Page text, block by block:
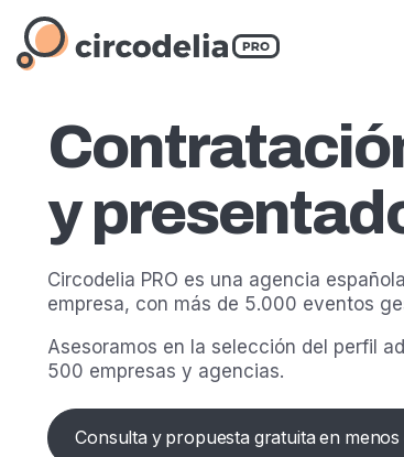
y
Circodelia PRO es una agencia
empresa, con más de 5.000 eventos
Asesoramos en la selección del perfil
500 empresas y agencias.
Consulta y propuesta gratuita en